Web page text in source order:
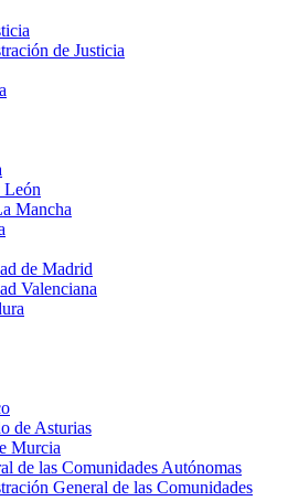
de Justicia
León
Mancha
de Madrid
Valenciana
de Asturias
Murcia
de las Comunidades Autónomas
General de las Comunidades